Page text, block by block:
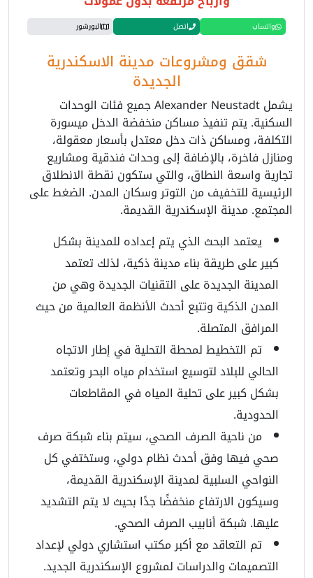
واتساب اتصل البورشور
شقق ومشروعات مدينة الاسكندرية
الجديدة
يشمل Alexander Neustadt جميع فئات الوحدات
السكنية. يتم تنفيذ مساكن منخفضة الدخل ميسورة
التكلفة، ومساكن ذات دخل معتدل بأسعار معقولة،
ومنازل فاخرة، بالإضافة إلى وحدات فندقية ومشاريع
تجارية واسعة النطاق، والتي ستكون نقطة الانطلاق
الرئيسية للتخفيف من التوتر وسكان المدن. الضغط على
المجتمع. مدينة الإسكندرية القديمة.
يعتمد البحث الذي يتم إعداده للمدينة بشكل
كبير على طريقة بناء مدينة ذكية، لذلك تعتمد
المدينة الجديدة على التقنيات الجديدة وهي من
المدن الذكية وتتبع أحدث الأنظمة العالمية من حيث
المرافق المتصلة.
تم التخطيط لمحطة التحلية في إطار الاتجاه
الحالي للبلاد لتوسيع استخدام مياه البحر وتعتمد
بشكل كبير على تحلية المياه في المقاطعات
الحدودية.
من ناحية الصرف الصحي، سيتم بناء شبكة صرف
صحي فيها وفق أحدث نظام دولي، وستختفي كل
النواحي السلبية لمدينة الإسكندرية القديمة،
وسيكون الارتفاع منخفضًا جدًا بحيث لا يتم التشديد
عليها. شبكة أنابيب الصرف الصحي.
تم التعاقد مع أكبر مكتب استشاري دولي لإعداد
التصميمات والدراسات لمشروع الإسكندرية الجديد.